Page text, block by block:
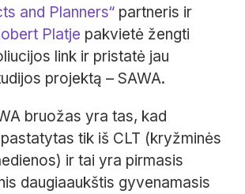
and Planners“ partneris ir
Platje pakvietė žengti
link ir pristatė jau
projektą – SAWA.
bruožas yra tas, kad
tik iš CLT (kryžminės
ir tai yra pirmasis
daugiaaukštis gyvenamasis